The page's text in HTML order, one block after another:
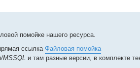
помойке нашего ресурса.
ссылка Файловая помойка
MSSQL и там разные версии, в комплекте